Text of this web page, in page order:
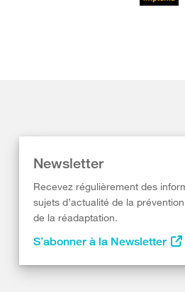
Newsletter
Recevez régulièrement des
sujets d’actualité de la
de la réadaptation.
S’abonner à la Newsletter